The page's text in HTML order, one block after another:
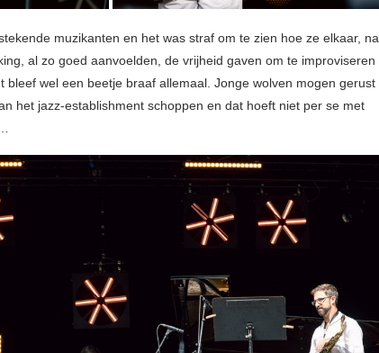
muzikanten en het was straf om te zien hoe ze elkaar, na
al zo goed aanvoelden, de vrijheid gaven om te improviseren
bleef wel een beetje braaf allemaal. Jonge wolven mogen gerust
het jazz-establishment schoppen en dat hoeft niet per se met